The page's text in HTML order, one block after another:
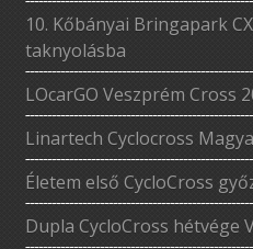
10. Kőbányai Bringapark
taknyolásba
LOcarGO Veszprém Cross
Linartech Cyclocross
Életem első CycloCross
Dupla CycloCross hétvége